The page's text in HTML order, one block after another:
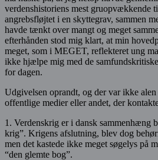
verdenshistoriens mest gruopvækkende
angrebsfløjtet i en skyttegrav, sammen
havde tænkt over mangt og meget
efterhånden stod mig klart, at min
meget, som i MEGET, reflekteret ung
ikke hjælpe mig med de
for dagen.
Udgivelsen oprandt, og der var ikke
offentlige medier eller andet, der
1. Verdenskrig er i dansk sammenhæng
krig”. Krigens afslutning, blev dog
men det kastede ikke meget søgelys på
“den glemte bog”.